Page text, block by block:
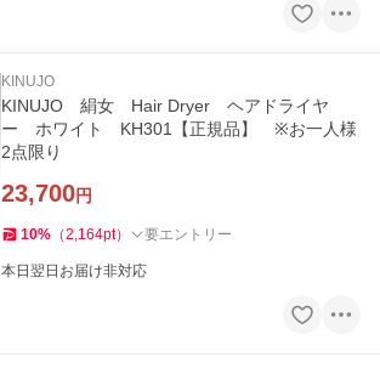
KINUJO
KINUJO 絹女 Hair Dryer ヘアドライヤ
ー ホワイト KH301【正規品】 ※お一人様
2点限り
23,700円
10% （2,164pt） 要エントリー
本日翌日お届け非対応